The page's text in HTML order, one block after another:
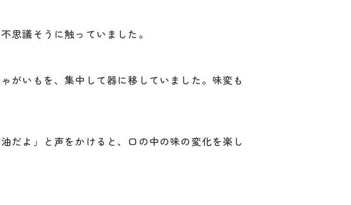
思議そうに触っていました。
がいもを、集中して器に移していました。味変も
だよ」と声をかけると、口の中の味の変化を楽し